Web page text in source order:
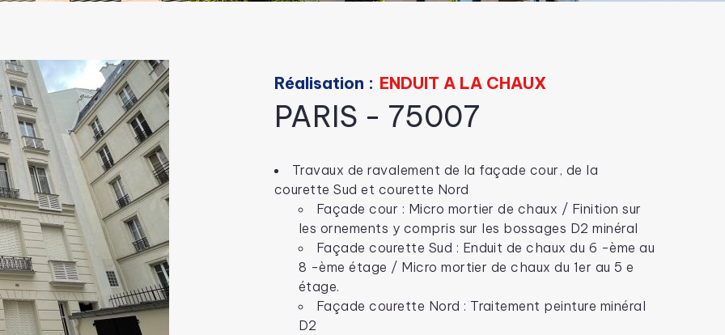
Réalisation : ENDUIT A LA CHAUX
PARIS - 75007
Travaux de ravalement de la façade cour, de la
courette Sud et courette Nord
Façade cour : Micro mortier de chaux / Finition sur
les ornements y compris sur les bossages D2 minéral
Façade courette Sud : Enduit de chaux du 6 -ème au
8 -ème étage / Micro mortier de chaux du 1er au 5 e
étage.
Façade courette Nord : Traitement peinture minéral
D2